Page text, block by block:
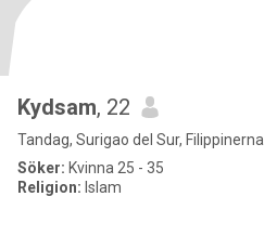
Kydsam, 22
Tandag, Surigao del Sur, Filippinerna
Söker: Kvinna 25 - 35
Religion: Islam